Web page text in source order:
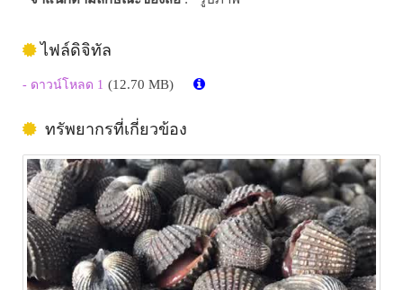
ไฟล์ดิจิทัล
- ดาวน์โหลด 1 (12.70 MB)
ทรัพยากรที่เกี่ยวข้อง